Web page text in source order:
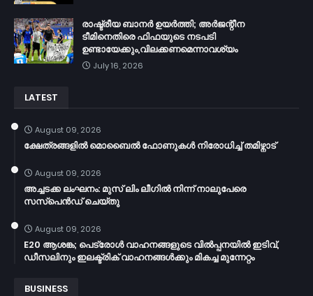
രാഷ്ട്രീയ ബാനർ ഉയർത്തി; അർജന്റീന
ടീമിനെതിരെ ഫിഫയുടെ നടപടി
ഉണ്ടായേക്കും,വിലക്കണമെന്നാവശ്യം
July 16, 2026
LATEST
August 09, 2026
ക്ഷേത്രങ്ങളില്‍ മൊബൈല്‍ ഫോണുകള്‍ നിരോധിച്ച് തമിഴ്നാട്
August 09, 2026
അച്ചടക്ക ലംഘനം: മുസ് ലിം ലീഗില്‍ നിന്ന് നാലുപേരെ
സസ്പെന്‍ഡ് ചെയ്തു
August 09, 2026
E20 ആശങ്ക; പെട്രോൾ വാഹനങ്ങളുടെ വിൽപ്പനയിൽ ഇടിവ്,
ഡീസലിനും ഇലക്ട്രിക് വാഹനങ്ങൾക്കും മികച്ച മുന്നേറ്റം
BUSINESS